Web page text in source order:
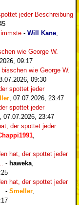
jeder Beschreibung
- Will Kane
wie George W.
09:17
wie George W.
09:30
spottet jeder
07.07.2026, 23:47
spottet jeder
07.07.2026, 23:47
der spottet jeder
hat, der spottet jeder
- haweka
hat, der spottet jeder
- Smeller